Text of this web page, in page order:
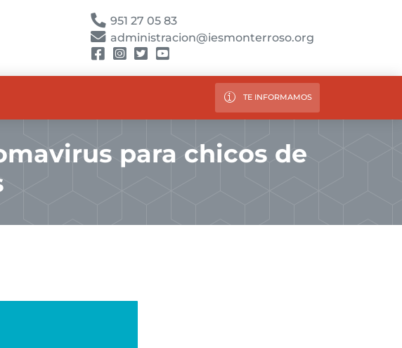
951 27 05 83
administracion@iesmonterroso.org
TE INFORMAMOS
para chicos de